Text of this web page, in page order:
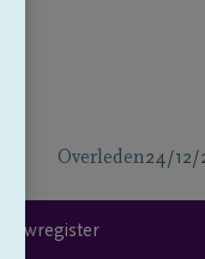
Overleden24/12/
Rouwregister